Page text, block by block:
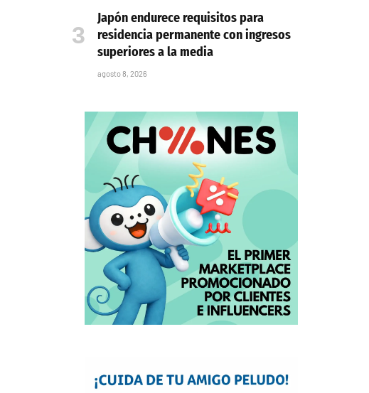
Japón endurece requisitos para
residencia permanente con ingresos
superiores a la media
agosto 8, 2026